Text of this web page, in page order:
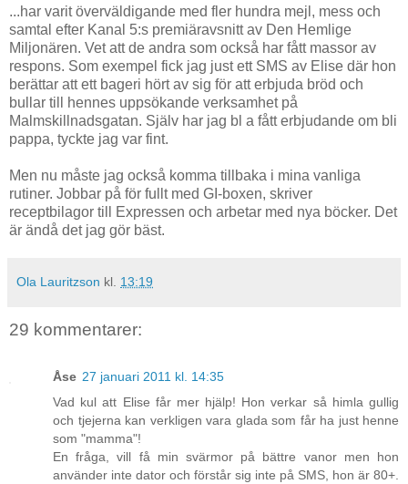
...har varit överväldigande med fler hundra mejl, mess och
samtal efter Kanal 5:s premiäravsnitt av Den Hemlige
Miljonären. Vet att de andra som också har fått massor av
respons. Som exempel fick jag just ett SMS av Elise där hon
berättar att ett bageri hört av sig för att erbjuda bröd och
bullar till hennes uppsökande verksamhet på
Malmskillnadsgatan. Själv har jag bl a fått erbjudande om bli
pappa, tyckte jag var fint.
Men nu måste jag också komma tillbaka i mina vanliga
rutiner. Jobbar på för fullt med GI-boxen, skriver
receptbilagor till Expressen och arbetar med nya böcker. Det
är ändå det jag gör bäst.
Ola Lauritzson kl. 13:19
29 kommentarer:
Åse 27 januari 2011 kl. 14:35
Vad kul att Elise får mer hjälp! Hon verkar så himla gullig
och tjejerna kan verkligen vara glada som får ha just henne
som "mamma"!
En fråga, vill få min svärmor på bättre vanor men hon
använder inte dator och förstår sig inte på SMS, hon är 80+.